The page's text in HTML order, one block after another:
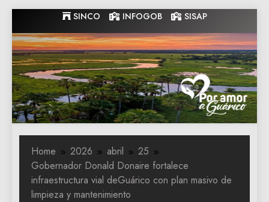
to
content
SINCO INFOGOB SISAP
Gobernacion
de Guarico
Gobernacion de Guarico
Home 2026 abril
25
Gobernador Donald Donaire fortalece
infraestructura vial deGuárico con plan masivo de
limpieza y mantenimiento